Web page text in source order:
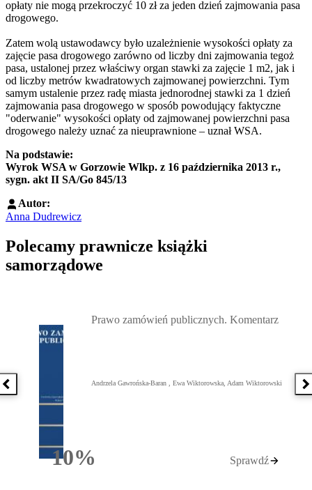
opłaty nie mogą przekroczyć 10 zł za jeden dzień zajmowania pasa
drogowego.
Zatem wolą ustawodawcy było uzależnienie wysokości opłaty za
zajęcie pasa drogowego zarówno od liczby dni zajmowania tegoż
pasa, ustalonej przez właściwy organ stawki za zajęcie 1 m2, jak i
od liczby metrów kwadratowych zajmowanej powierzchni. Tym
samym ustalenie przez radę miasta jednorodnej stawki za 1 dzień
zajmowania pasa drogowego w sposób powodujący faktyczne
"oderwanie" wysokości opłaty od zajmowanej powierzchni pasa
drogowego należy uznać za nieuprawnione – uznał WSA.
Na podstawie:
Wyrok WSA w Gorzowie Wlkp. z 16 października 2013 r.,
sygn. akt II SA/Go 845/13
Autor:
Anna Dudrewicz
Polecamy prawnicze książki
samorządowe
Poprzednia książka
10%Rabatu
Prawo zamówień publicznych. Komentarz
Andrzela Gawrońska-Baran , Ewa Wiktorowska, Adam Wiktorowski
Sprawdź